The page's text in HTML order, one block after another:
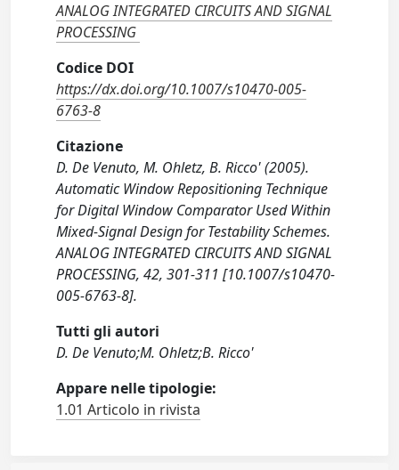
ANALOG INTEGRATED CIRCUITS AND SIGNAL
PROCESSING
Codice DOI
https://dx.doi.org/10.1007/s10470-005-
6763-8
Citazione
D. De Venuto, M. Ohletz, B. Ricco' (2005).
Automatic Window Repositioning Technique
for Digital Window Comparator Used Within
Mixed-Signal Design for Testability Schemes.
ANALOG INTEGRATED CIRCUITS AND SIGNAL
PROCESSING, 42, 301-311 [10.1007/s10470-
005-6763-8].
Tutti gli autori
D. De Venuto;M. Ohletz;B. Ricco'
Appare nelle tipologie:
1.01 Articolo in rivista